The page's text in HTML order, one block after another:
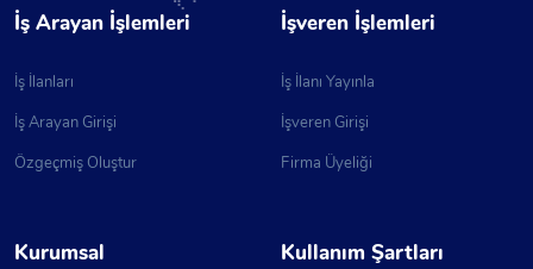
Riskleri Belirlemek Ve Yönetmek. Motokurye
Için Projeler Hazırlamak. Hedef Stratejileri
Doğrultusunda Pazarlama Ve Satış Faaliyetleri
Medya Üzerinden Müşteri Kazandırmak. Aranan
İstikrarlı Ve Yenilikçi. Mesleki Gelişimine Önem
İş Arayan İşlemleri
İş İlanları
İş Arayan Girişi
Özgeçmiş Oluştur
İşveren İşlemleri
İş İlanı Yayınla
İşveren Girişi
Firma Üyeliği
Kurumsal Kullanım Şartları